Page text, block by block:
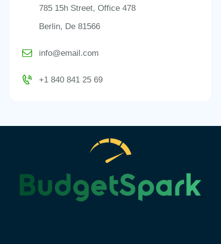
785 15h Street, Office 478
Berlin, De 81566
info@email.com
+1 840 841 25 69